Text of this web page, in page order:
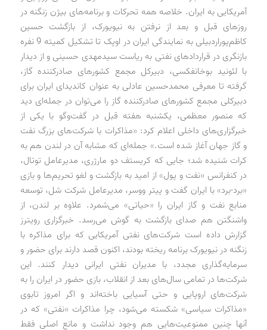
آمریکایی به ایران. خلاصه همه تحرکات و برنامه‌های بیژن زنگنه در
روزهای قبل و بعد از نرفتن به نیویورک، از بازگشت حسین
کاظم‌پور‌اردبیلی به نمایندگی ایران در اوپک تا تشکیل کمیته 9 نفره
بازنگری در قراردادهای نفتی به ریاست سید‌مهدی حسینی و از دیدار
با لئونید بوخانفکسی، دبیرکل مجمع کشورهای صادرکننده گاز،
گرفته تا معرفی محمدحسین عادلی به عنوان کاندیدای ایران برای
دبیرکلی مجمع کشورهای صادرکننده گاز را می‌توان در جمله‌ای دید
که منصور معظمی، یکشنبه هفته قبل در گفت‌وگو با یکی از
خبرگزاری‌های داخلی اعلام کرد: «مذاکرات با شرکت‌های بزرگ نفت
و گاز جهان آغاز شده است.» جمله‌ای که مشابه آن در لندن هم به
کرات شنیده شد؛ جایی که کریستف دو مارژری، مدیرعامل توتال،
در کنفرانس «نفت و پول» از امید به بازگشت و لغو تحریم‌ها و بازی
«برد-برد» با ایران گفت و پیتر ووسر، مدیرعامل شرکت شل، توسعه
منابع نفت و گاز ایران را «حیاتی» می‌شمرد. علاوه بر لندن، از
واشنگتن هم صدای بازگشت به گوش می‌رسد. خبرگزاری رویترز
گزارش داده است شرکت‌های نفتی آمریکایی که برای مذاکره با
زنگنه در نیویورک برنامه ریخته بودند، اکنون قصد دارند برای حضور و
سرمایه‌گذاری مجدد، با مدیران نفتی ایرانی دیدار کنند. این
شرکت‌ها در تمامی سال‌های بعد از انقلاب، بازی حضور در ایران را به
شرکت‌های اروپایی و حتی آسیایی باخته‌اند و اگر امروز تابوی
«مذاکرات سیاسی» شکسته می‌شود، چرا مذاکرات «نفتی» که در
آنها چنین ممنوعیت‌هایی هم وجود نداشت و مانع اصلی فقط